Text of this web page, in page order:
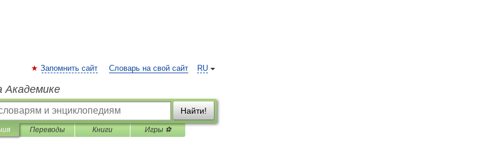
RU
Запомнить сайт Словарь на свой сайт
Академике
Найти!
Переводы Книги Игры ⚽